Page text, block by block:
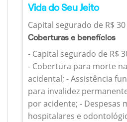
Vida do Seu Jeito
Capital segurado de R$
Coberturas e benefícios
- Capital segurado de R$
- Cobertura para morte
acidental; - Assistência
para invalidez
por acidente; - Despesas
hospitalares e